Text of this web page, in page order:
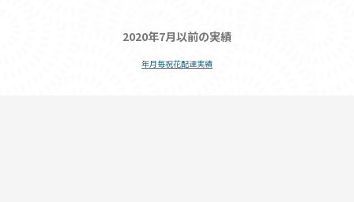
2020年7月以前の実績
年月毎祝花配達実績